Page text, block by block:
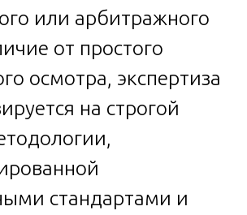
или арбитражного
от простого
осмотра, экспертиза
на строгой
стандартами и